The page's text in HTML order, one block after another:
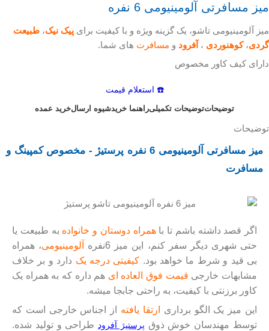
میز مسافرتی آلومینیومی 6 نفره
میز آلومینیومی تاشو، یک گزینه ویژه و با کیفیت برای پیک نیک، طبیعت
گردی،کوهنوردی ، آفرود و مسافرت های شما.
دارای کیف کاور مخصوص
☎️ استعلام قیمت
توضیحاتتوضیحات تکمیلیراهنما خریدشیوه ارسالخرید عمده
توضیحات
میز مسافرتی آلومینیومی 6 نفره پرستیژ - مخصوص کمپینگ و
مسافرت
اگر قصد داشته باشم تا باهمراه دوستان و خانواده به طبیعت یا
حتی شهری دیگر سفر کنم، این میز 6نفره
آلومینیومی، همراه
بی قید و شرط ما خواهد بود. کیفیتی درجه یک دارد و بر خلاف
مشابهات خارجی قیمت فوق العاده ای هم داره که به همراه یک
کاور برزنتی با کیفیت، به راحتی جابجا میشه.
این میز یک الگو برداری
ارتقا یافته از اجناس خارجی است که
توسط مهندسان خوش ذوق پرستیژ آفرود طراحی و تولید شده.